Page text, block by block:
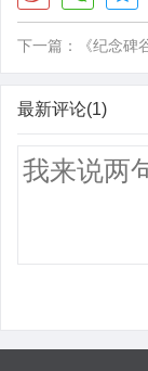
下一篇： 《纪念
最新评论(1)